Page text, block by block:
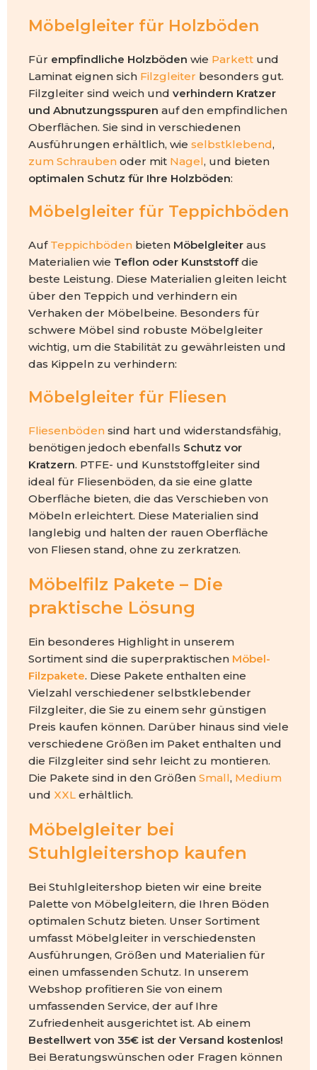
Möbelgleiter für Holzböden
Für empfindliche Holzböden wie Parkett und
Laminat eignen sich Filzgleiter besonders gut.
Filzgleiter sind weich und verhindern Kratzer
und Abnutzungsspuren auf den empfindlichen
Oberflächen. Sie sind in verschiedenen
Ausführungen erhältlich, wie selbstklebend,
zum Schrauben oder mit Nagel, und bieten
optimalen Schutz für Ihre Holzböden:
Möbelgleiter für Teppichböden
Auf Teppichböden bieten Möbelgleiter aus
Materialien wie Teflon oder Kunststoffdie
beste Leistung. Diese Materialien gleiten leicht
über den Teppich und verhindern ein
Verhaken der Möbelbeine. Besonders für
schwere Möbel sind robuste Möbelgleiter
wichtig, um die Stabilität zu gewährleisten und
das Kippeln zu verhindern:
Möbelgleiter für Fliesen
Fliesenböden sind hart und widerstandsfähig,
benötigen jedoch ebenfalls Schutz vor
Kratzern. PTFE- und Kunststoffgleiter sind
ideal für Fliesenböden, da sie eine glatte
Oberfläche bieten, die das Verschieben von
Möbeln erleichtert. Diese Materialien sind
langlebig und halten der rauen Oberfläche
von Fliesen stand, ohne zu zerkratzen.
Möbelfilz Pakete – Die
praktische Lösung
Ein besonderes Highlight in unserem
Sortiment sind die superpraktischen Möbel-
Filzpakete. Diese Pakete enthalten eine
Vielzahl verschiedener selbstklebender
Filzgleiter, die Sie zu einem sehr günstigen
Preis kaufen können. Darüber hinaus sind viele
verschiedene Größen im Paket enthalten und
die Filzgleiter sind sehr leicht zu montieren.
Die Pakete sind in den Größen Small, Medium
und XXL erhältlich.
Möbelgleiter bei
Stuhlgleitershop kaufen
Bei Stuhlgleitershop bieten wir eine breite
Palette von Möbelgleitern, die Ihren Böden
optimalen Schutz bieten. Unser Sortiment
umfasst Möbelgleiter in verschiedensten
Ausführungen, Größen und Materialien für
einen umfassenden Schutz. In unserem
Webshop profitieren Sie von einem
umfassenden Service, der auf Ihre
Zufriedenheit ausgerichtet ist. Ab einem
Bestellwert von 35€ ist der Versand kostenlos!
Bei Beratungswünschen oder Fragen können